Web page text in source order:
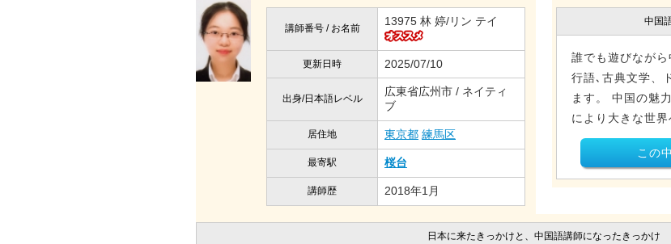
講師番号 / お名前
13975 林 婷/リン テイ
更新日時 2025/07/10
出身/日本語レベル
広東省広州市 / ネイティ
ブ
居住地 東京都 練馬区
最寄駅 桜台
講師歴 2018年1月
中国
誰でも遊びなが
行語､古典文学、
ます。 中国の魅
により大きな世界
この
日本に来たきっかけと、中国語講師になったきっかけ